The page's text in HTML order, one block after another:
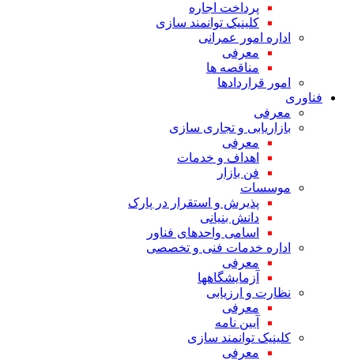
پرداخت اجاره
کلینیک توانمند سازی
اداره امور عمرانی
معرفی
مناقصه ها
امور قراردادها
فناوری
معرفی
بازاریابی و تجاری سازی
معرفی
اهداف و خدمات
فن بازار
موسسات
پذیرش و استقرار در پارک
دانش بنیانی
اسامی واحدهای فناور
اداره خدمات فنی و تخصصی
معرفی
آزمایشگاهها
نظارت و ارزیابی
معرفی
آیین نامه
کلینیک توانمند سازی
معرفی